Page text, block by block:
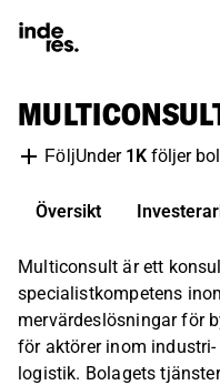
FöljUnder 1K följer
Översikt
Multiconsult är ett
specialistkompetens
mervärdeslösningar för
för aktörer inom
logistik. Bolagets